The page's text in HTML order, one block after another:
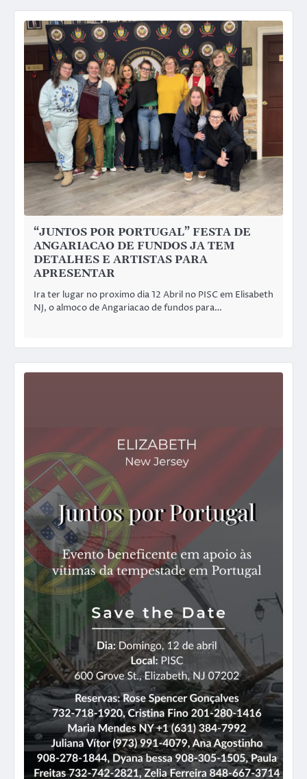
“JUNTOS POR PORTUGAL” FESTA DE
ANGARIACAO DE FUNDOS JA TEM
DETALHES E ARTISTAS PARA
APRESENTAR
Ira ter lugar no proximo dia 12 Abril no PISC em Elisabeth
NJ, o almoco de Angariacao de fundos para…